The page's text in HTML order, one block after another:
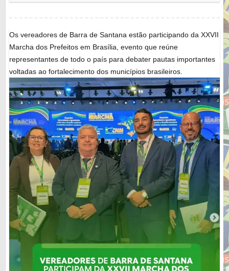
Os vereadores de Barra de Santana estão participando da XXVII
Marcha dos Prefeitos em Brasília, evento que reúne
representantes de todo o país para debater pautas importantes
voltadas ao fortalecimento dos municípios brasileiros.